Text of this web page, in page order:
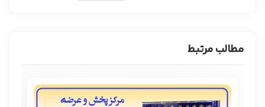
مطالب مرتبط